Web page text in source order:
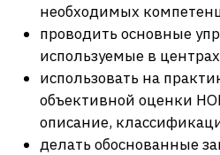
необходимых
проводить основные
используемые в
использовать на
объективной оценки
описание,
делать обоснованные